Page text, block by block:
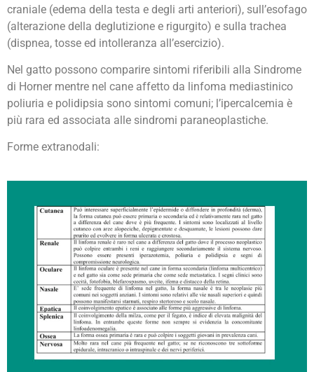
craniale (edema della testa e degli arti anteriori), sull’esofago
(alterazione della deglutizione e rigurgito) e sulla trachea
(dispnea, tosse ed intolleranza all’esercizio).
Nel gatto possono comparire sintomi riferibili alla Sindrome
di Horner mentre nel cane affetto da linfoma mediastinico
poliuria e polidipsia sono sintomi comuni; l’ipercalcemia è
più rara ed associata alle sindromi paraneoplastiche.
Forme extranodali: